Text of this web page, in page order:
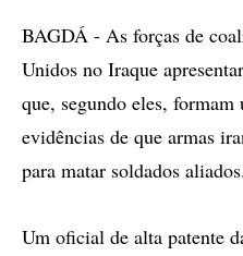
BAGDÁ - As forças de
Unidos no Iraque
que, segundo eles, formam
evidências de que armas
para matar soldados aliados.
Um oficial de alta patente